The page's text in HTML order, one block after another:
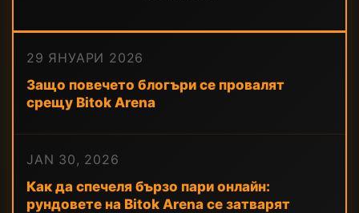
29 ЯНУАРИ 2026
Защо повечето блогъри се провалят
срещу Bitok Arena
JAN 30, 2026
Как да спечеля бързо пари онлайн:
рундовете на Bitok Arena се затварят